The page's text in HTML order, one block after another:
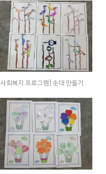
[사회복지 프로그램] 솟대 만들기